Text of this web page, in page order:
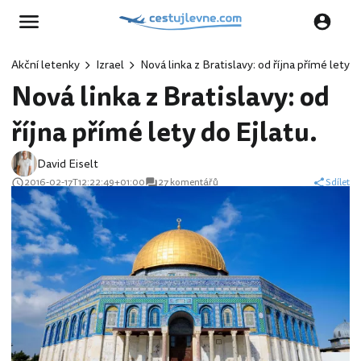
Akční letenky Izrael Nová linka z Bratislavy: od října přímé lety
Nová linka z Bratislavy: od
října přímé lety do Ejlatu.
David Eiselt
2016-02-17T12:22:49+01:00 27 komentářů Sdílet